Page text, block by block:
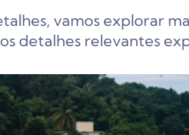
vamos explorar
detalhes relevantes